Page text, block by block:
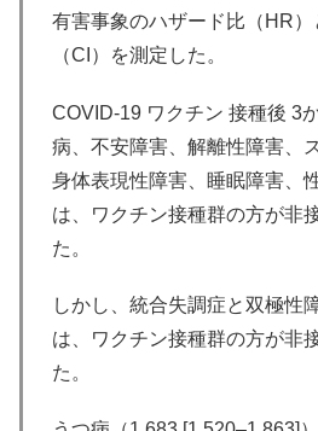
有害事象のハザード比（HR）
（CI）を測定した。
COVID-19 ワクチン 接種後 3
病、不安障害、解離性障害、
身体表現性障害、睡眠障害、
は、ワクチン接種群の方が非
た。
しかし、統合失調症と双極性
は、ワクチン接種群の方が非
た。